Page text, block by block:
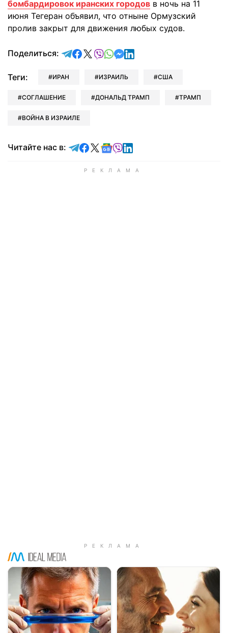
бомбардировок иранских городов в ночь на 11
июня Тегеран объявил, что отныне Ормузский
пролив закрыт для движения любых судов.
Поделиться: отправить в Telegram
поделиться в Facebook
поделиться в X
отправить в Viber
отправить в Whatsapp
отправить в Messenger
отправить в LinkedIn
Теги: ИРАН ИЗРАИЛЬ США
СОГЛАШЕНИЕ ДОНАЛЬД ТРАМП ТРАМП
ВОЙНА В ИЗРАИЛЕ
Читайте нас в: Читайте в Telegram
Читайте в Facebook
Читайте в X
Читайте в Google news
Читайте в Viber
Читайте в LinkedIn